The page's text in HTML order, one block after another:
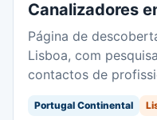
Canalizadores
Página de
Lisboa, com
contactos de
Portugal Continental